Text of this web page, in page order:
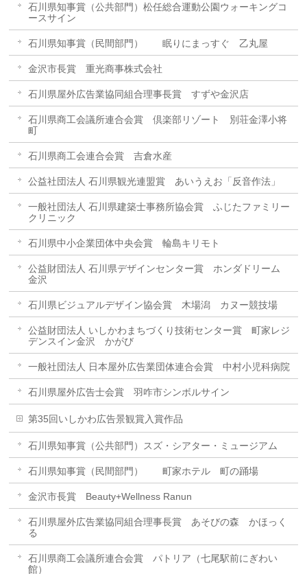
石川県知事賞（公共部門）松任総合運動公園ウォーキングコ
ースサイン
石川県知事賞（民間部門） 眠りにまっすぐ 乙丸屋
金沢市長賞 重光商事株式会社
石川県屋外広告業協同組合理事長賞 すずや金沢店
石川県商工会議所連合会賞 倶楽部リゾート 別荘金澤小将
町
石川県商工会連合会賞 吉倉水産
公益社団法人 石川県観光連盟賞 あいうえお「反音作法」
一般社団法人 石川県建築士事務所協会賞 ふじたファミリー
クリニック
石川県中小企業団体中央会賞 輪島キリモト
公益財団法人 石川県デザインセンター賞 ホンダドリーム
金沢
石川県ビジュアルデザイン協会賞 木場潟 カヌー競技場
公益財団法人 いしかわまちづくり技術センター賞 町家レジ
デンスイン金沢 かがび
一般社団法人 日本屋外広告業団体連合会賞 中村小児科病院
石川県屋外広告士会賞 羽咋市シンボルサイン
第35回いしかわ広告景観賞入賞作品
石川県知事賞（公共部門）スズ・シアター・ミュージアム
石川県知事賞（民間部門） 町家ホテル 町の踊場
金沢市長賞 Beauty+Wellness Ranun
石川県屋外広告業協同組合理事長賞 あそびの森 かほっく
る
石川県商工会議所連合会賞 パトリア（七尾駅前にぎわい
館）